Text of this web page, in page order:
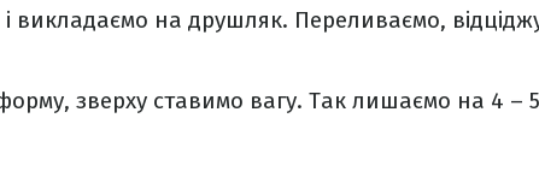
викладаємо на друшляк. Переливаємо,
зверху ставимо вагу. Так лишаємо на 4 – 5